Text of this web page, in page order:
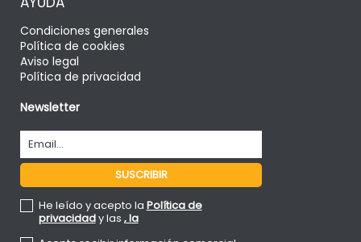
Condiciones generales
Política de cookies
Aviso legal
Política de privacidad
Newsletter
He leído y acepto la Política de
privacidady las , la